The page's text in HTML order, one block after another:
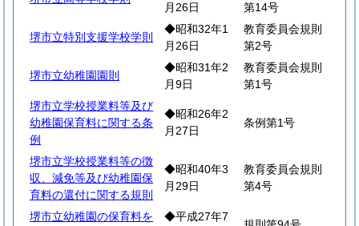
月26日
第14号
堺市立特別支援学校学則
◆昭和32年1
月26日
教育委員会規則
第2号
堺市立幼稚園園則
◆昭和31年2
月9日
教育委員会規則
第1号
堺市立学校授業料等及び
幼稚園保育料に関する条
例
◆昭和26年2
月27日
条例第1号
堺市立学校授業料等の徴
収、減免等及び幼稚園保
育料の還付に関する規則
◆昭和40年3
月29日
教育委員会規則
第4号
堺市立幼稚園の保育料を ◆平成27年7